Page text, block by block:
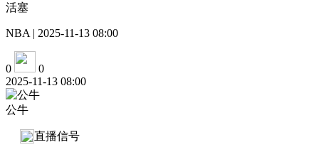
活塞
NBA | 2025-11-13 08:00
0
0
2025-11-13 08:00
公牛
直播信号